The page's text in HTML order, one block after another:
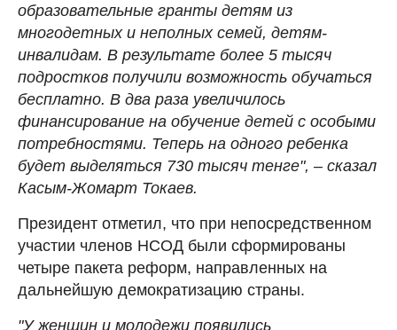
образовательные гранты детям из
многодетных и неполных семей, детям-
инвалидам. В результате более 5 тысяч
подростков получили возможность обучаться
бесплатно. В два раза увеличилось
финансирование на обучение детей с особыми
потребностями. Теперь на одного ребенка
будет выделяться 730 тысяч тенге", – сказал
Касым-Жомарт Токаев.
Президент отметил, что при непосредственном
участии членов НСОД были сформированы
четыре пакета реформ, направленных на
дальнейшую демократизацию страны.
"У женщин и молодежи появились